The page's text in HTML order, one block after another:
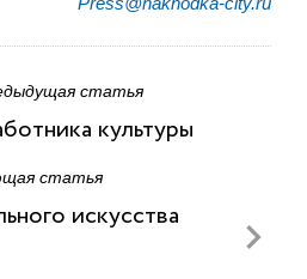
статья
культуры
статья
искусства